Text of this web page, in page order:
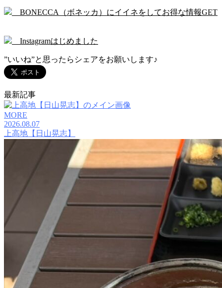
BONECCA（ボネッカ）にイイネをしてお得な情報GET
Instagramはじめました
”いいね”と思ったらシェアをお願いします♪
最新記事
MORE
2026.08.07
上高地【日山晃志】